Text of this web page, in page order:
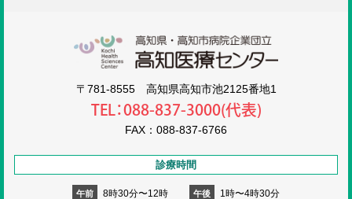
〒781-8555 高知県高知市池2125番地1
TEL：088-837-3000(代表)
FAX：088-837-6766
診療時間
午前 8時30分〜12時 午後 1時〜4時30分